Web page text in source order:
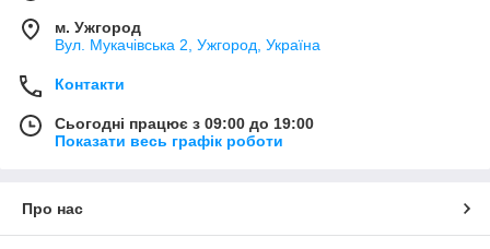
м. Ужгород
Вул. Мукачівська 2, Ужгород, Україна
Контакти
Сьогодні працює з 09:00 до 19:00
Показати весь графік роботи
Про нас